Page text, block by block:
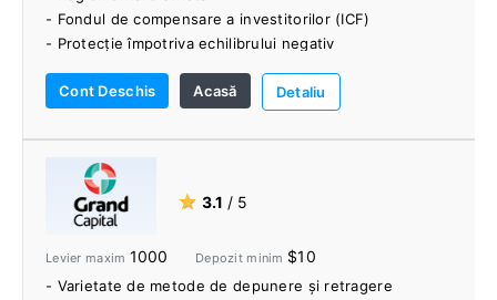
- Fondul de compensare a investitorilor (ICF)
- Protecție împotriva echilibrului negativ
- Opțiuni de finanțare multiple
- conturi PAMM
- Gestionarea activelor
- Robo-Consilier
Cont Deschis Acasă Detaliu
★ 3.1 / 5
Levier maxim 1000 Depozit minim $10
- Varietate de metode de depunere și retragere